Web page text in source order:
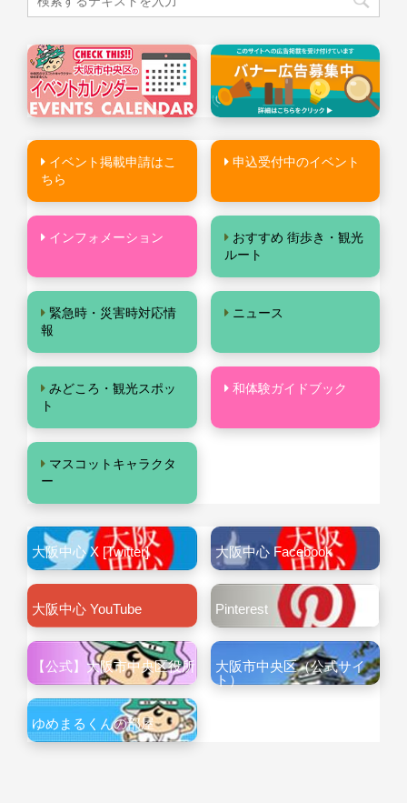
イベント掲載申請はこ
ちら
申込受付中のイベント
インフォメーション
おすすめ 街歩き・観光
ルート
緊急時・災害時対応情
報
ニュース
みどころ・観光スポッ
ト
和体験ガイドブック
マスコットキャラクタ
ー
大阪中心 X [Twitter] 大阪中心 Facebook
大阪中心 YouTube Pinterest
【公式】大阪市中央区役所
大阪市中央区（公式サイ
ト）
ゆめまるくんの部屋